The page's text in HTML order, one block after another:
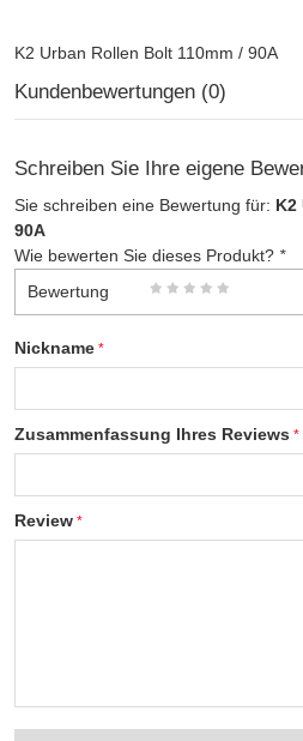
K2 Urban Rollen Bolt 110mm / 90A
Kundenbewertungen (0)
Schreiben Sie Ihre eigene
Sie schreiben eine Bewertung für: K2
90A
Wie bewerten Sie dieses Produkt? *
Bewertung
Nickname
Zusammenfassung Ihres Reviews
Review